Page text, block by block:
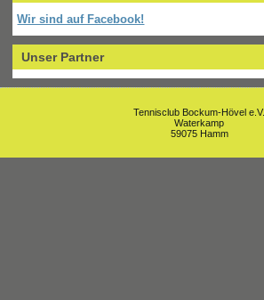
Wir sind auf Facebook!
Unser Partner
Tennisclub Bockum-Hövel e.V.
Waterkamp
59075 Hamm